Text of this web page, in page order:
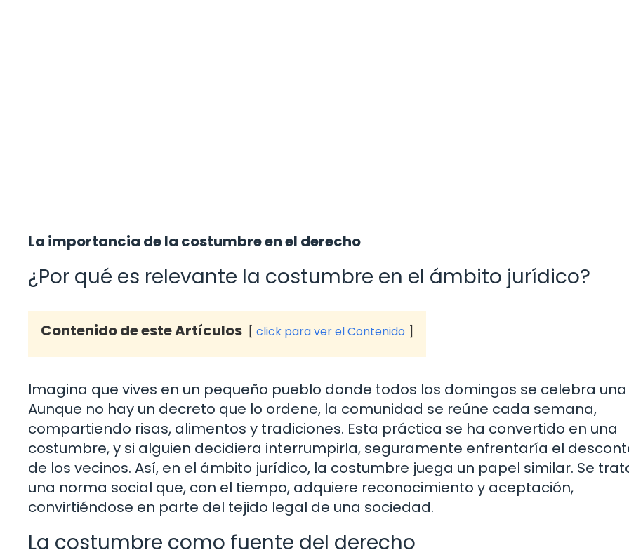
La importancia de la costumbre en el derecho
¿Por qué es relevante la costumbre en el ámbito jurídico?
Contenido de este Artículos click para ver el Contenido
Imagina que vives en un pequeño pueblo donde todos los domingos se celebra una
Aunque no hay un decreto que lo ordene, la comunidad se reúne cada semana,
compartiendo risas, alimentos y tradiciones. Esta práctica se ha convertido en una
costumbre, y si alguien decidiera interrumpirla, seguramente enfrentaría el
de los vecinos. Así, en el ámbito jurídico, la costumbre juega un papel similar. Se
una norma social que, con el tiempo, adquiere reconocimiento y aceptación,
convirtiéndose en parte del tejido legal de una sociedad.
La costumbre como fuente del derecho